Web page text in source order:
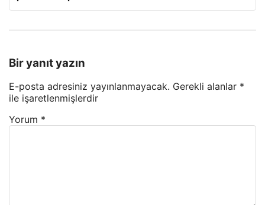
Bir yanıt yazın
E-posta adresiniz yayınlanmayacak. Gerekli alanlar *
ile işaretlenmişlerdir
Yorum *